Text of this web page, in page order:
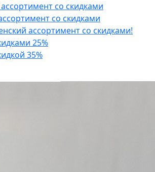
со скидками
со скидками
ассортимент со скидками!
25%
35%